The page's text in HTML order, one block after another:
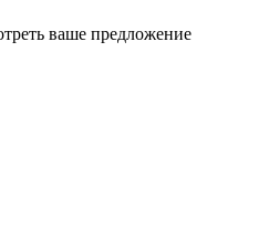
ваше предложение